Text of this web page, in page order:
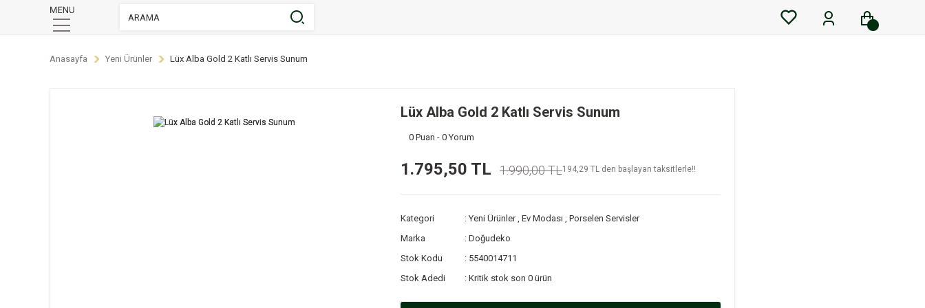
Anasayfa Yeni Ürünler Lüx Alba Gold 2 Katlı Servis Sunum
Lüx Alba Gold 2 Katlı Servis Sunum
0 Puan - 0 Yorum
1.795,50 TL 1.990,00 TL194,29 TL den başlayan taksitlerle!!
Kategori Yeni Ürünler , Ev Modası , Porselen Servisler
Marka
Doğudeko
Stok Kodu
5540014711
Stok Adedi
Kritik stok son 0 ürün